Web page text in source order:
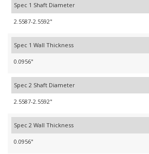
Spec 1 Shaft Diameter
2.5587-2.5592"
Spec 1 Wall Thickness
0.0956"
Spec 2 Shaft Diameter
2.5587-2.5592"
Spec 2 Wall Thickness
0.0956"